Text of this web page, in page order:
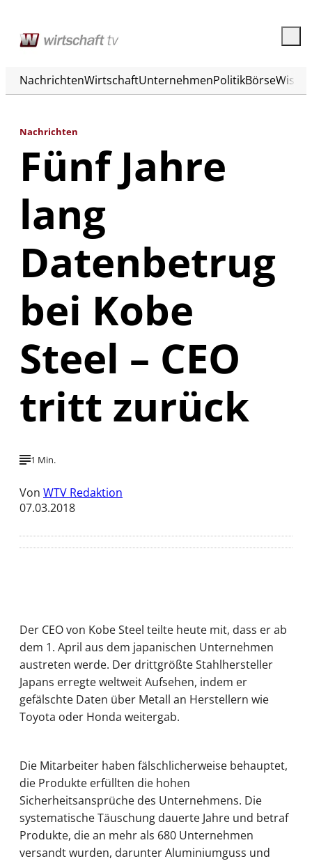
NachrichtenWirtschaftUnternehmenPolitikBörse
Nachrichten
Fünf Jahre
lang
Datenbetrug
bei Kobe
Steel – CEO
tritt zurück
1 Min.
Von WTV Redaktion
07.03.2018
Der CEO von Kobe Steel teilte heute mit, dass er ab
dem 1. April aus dem japanischen Unternehmen
austreten werde. Der drittgrößte Stahlhersteller
Japans erregte weltweit Aufsehen, indem er
gefälschte Daten über Metall an Herstellern wie
Toyota oder Honda weitergab.
Die Mitarbeiter haben fälschlicherweise behauptet,
die Produkte erfüllten die hohen
Sicherheitsansprüche des Unternehmens. Die
systematische Täuschung dauerte Jahre und betraf
Produkte, die an mehr als 680 Unternehmen
versandt wurden, darunter Aluminiumguss und